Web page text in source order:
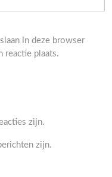
in deze browser
reactie plaats.
zijn.
zijn.